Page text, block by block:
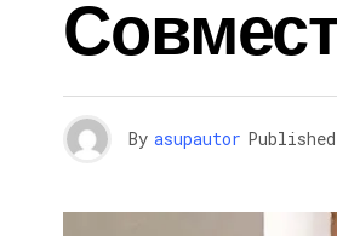
By asupautor Published